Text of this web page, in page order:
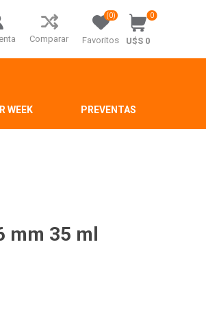
Comparar Favoritos
(0) 0
U$S 0
WEEK PREVENTAS
mm 35 ml